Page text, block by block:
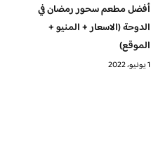
أفضل مطعم سحور رمضان في
الدوحة (الاسعار + المنيو +
الموقع)
1 يونيو، 2022